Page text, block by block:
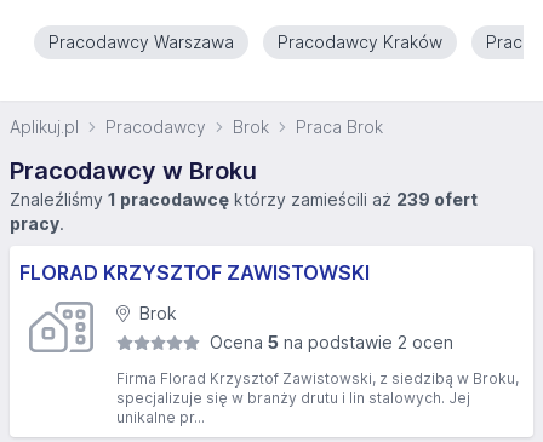
Pracodawcy Warszawa Pracodawcy Kraków
Aplikuj.pl Pracodawcy Brok Praca Brok
Pracodawcy w Broku
Znaleźliśmy 1 pracodawcę którzy zamieścili aż 239 ofert
pracy.
FLORAD KRZYSZTOF ZAWISTOWSKI
Brok
Ocena 5 na podstawie 2 ocen
Firma Florad Krzysztof Zawistowski, z siedzibą w Broku,
specjalizuje się w branży drutu i lin stalowych. Jej
unikalne pr...